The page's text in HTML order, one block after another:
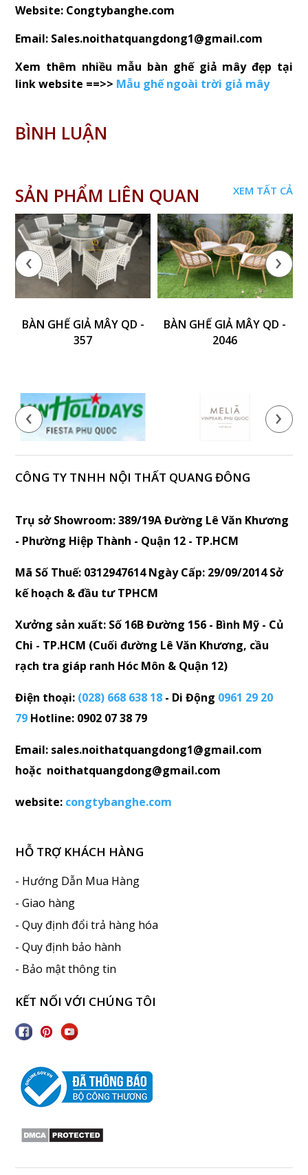
Website: Congtybanghe.com
Email: Sales.noithatquangdong1@gmail.com
Xem thêm nhiều mẫu bàn ghế giả mây đẹp tại
link website ==>> Mẫu ghế ngoài trời giả mây
BÌNH LUẬN
SẢN PHẨM LIÊN QUAN XEM TẤT CẢ
BÀN GHẾ GIẢ MÂY QD -
357
BÀN GHẾ GIẢ MÂY QD -
2046
‹ ›
‹ ›
CÔNG TY TNHH NỘI THẤT QUANG ĐÔNG
Trụ sở Showroom: 389/19A Đường Lê Văn Khương
- Phường Hiệp Thành - Quận 12 - TP.HCM
Mã Số Thuế: 0312947614 Ngày Cấp: 29/09/2014 Sở
kế hoạch & đầu tư TPHCM
Xưởng sản xuất: Số 16B Đường 156 - Bình Mỹ - Củ
Chi - TP.HCM (Cuối đường Lê Văn Khương, cầu
rạch tra giáp ranh Hóc Môn & Quận 12)
Điện thoại: (028) 668 638 18 - Di Động 0961 29 20
79 Hotline: 0902 07 38 79
Email: sales.noithatquangdong1@gmail.com
hoặc noithatquangdong@gmail.com
website: congtybanghe.com
HỖ TRỢ KHÁCH HÀNG
- Hướng Dẫn Mua Hàng
- Giao hàng
- Quy định đổi trả hàng hóa
- Quy định bảo hành
- Bảo mật thông tin
KẾT NỐI VỚI CHÚNG TÔI